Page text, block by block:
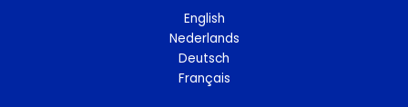
English
Nederlands
Deutsch
Français